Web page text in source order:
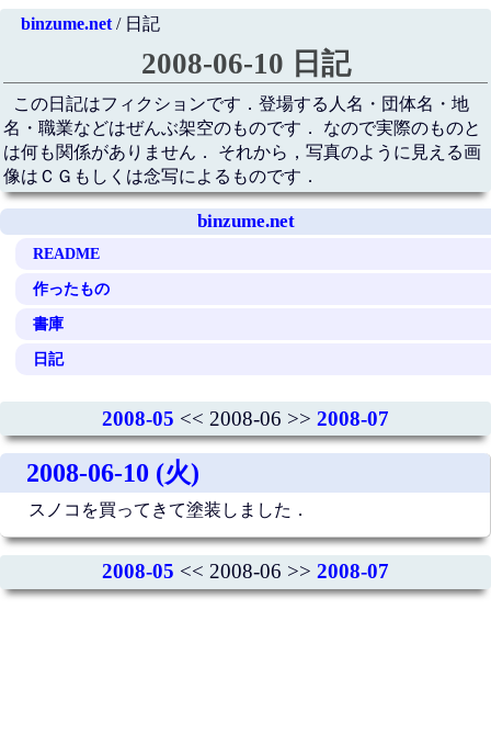
binzume.net/ 日記
2008-06-10 日記
この日記はフィクションです．登場する人名・団体名・地
名・職業などはぜんぶ架空のものです． なので実際のものと
は何も関係がありません． それから，写真のように見える画
像はＣＧもしくは念写によるものです．
binzume.net
README
作ったもの
書庫
日記
2008-05 << 2008-06 >> 2008-07
2008-06-10 (火)
スノコを買ってきて塗装しました．
2008-05 << 2008-06 >> 2008-07